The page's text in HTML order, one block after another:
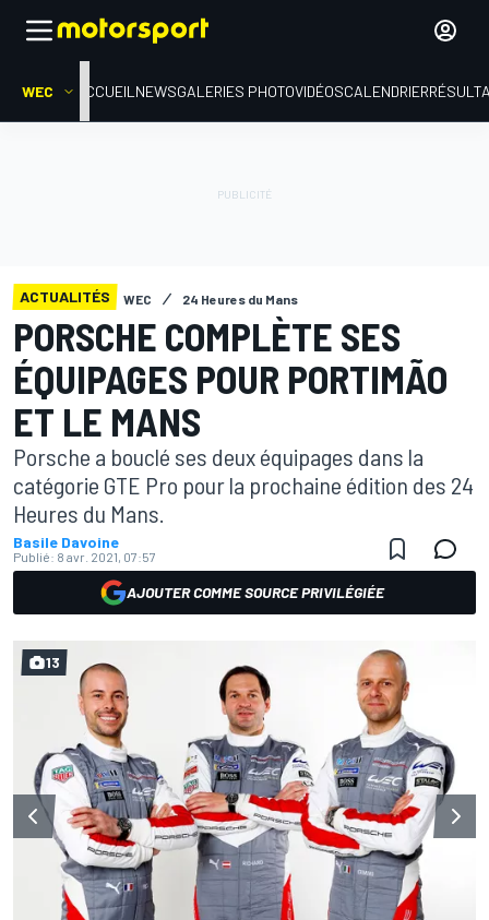
WEC ACCUEIL NEWSGALERIES PHOTOVIDÉOSCALENDRIER
ACTUALITÉS WEC 24 Heures du Mans
PORSCHE COMPLÈTE SES
ÉQUIPAGES POUR PORTIMÃO
ET LE MANS
Porsche a bouclé ses deux équipages dans la
catégorie GTE Pro pour la prochaine édition des 24
Heures du Mans.
Basile Davoine
Publié: 8 avr. 2021, 07:57
AJOUTER COMME SOURCE PRIVILÉGIÉE
13